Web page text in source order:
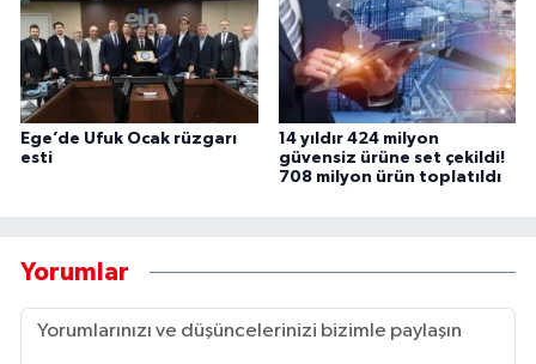
Ege’de Ufuk Ocak rüzgarı
esti
14 yıldır 424 milyon
güvensiz ürüne set çekildi!
708 milyon ürün toplatıldı
Yorumlar